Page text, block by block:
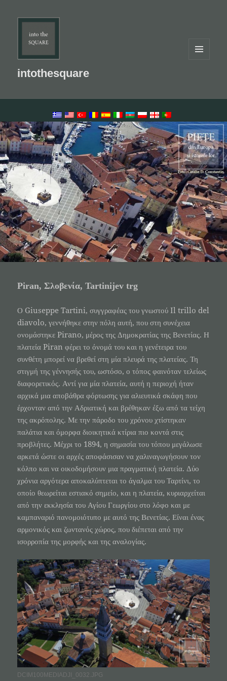
intothesquare
Piran, Σλοβενία, Tartinijev trg
Ο Giuseppe Tartini, συγγραφέας του γνωστούIl trillo del
diavolo, γεννήθηκε στην πόλη αυτή, που στη συνέχεια
ονομάστηκεPirano, μέρος της Δημοκρατίας της Βενετίας. Η
πλατείαPiran φέρει το όνομά του και η γενέτειρα του
συνθέτη μπορεί να βρεθεί στη μία πλευρά της πλατείας. Τη
στιγμή της γέννησής του, ωστόσο, ο τόπος φαινόταν τελείως
διαφορετικός. Αντί για μία πλατεία, αυτή η περιοχή ήταν
αρχικά μια αποβάθρα φόρτωσης για αλιευτικά σκάφη που
έρχονταν από την Αδριατική και βρέθηκαν έξω από τα τείχη
της ακρόπολης. Με την πάροδο του χρόνου χτίστηκαν
παλάτια και όμορφα διοικητικά κτίρια πιο κοντά στις
προβλήτες. Μέχρι το 1894, η σημασία του τόπου μεγάλωσε
αρκετά ώστε οι αρχές αποφάσισαν να χαλιναγωγήσουν τον
κόλπο και να οικοδομήσουν μια πραγματική πλατεία. Δύο
χρόνια αργότερα αποκαλύπτεται το άγαλμα του Ταρτίνι, το
οποίο θεωρείται εστιακό σημείο, και η πλατεία, κυριαρχείται
από την εκκλησία του Αγίου Γεωργίου στο λόφο και με
καμπαναριό πανομοιότυπο με αυτό της Βενετίας. Είναι ένας
αρμονικός και ζωντανός χώρος, που διέπεται από την
ισορροπία της μορφής και της αναλογίας.
DCIM100MEDIADJI_0032.JPG